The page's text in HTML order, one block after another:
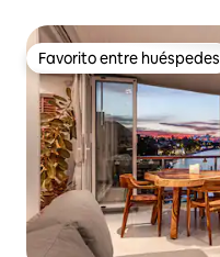
Favorito entre huéspedes
Favorito entre huéspedes